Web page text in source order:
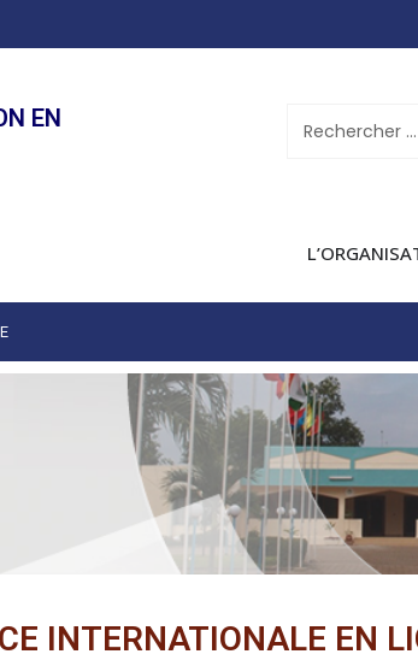
EN
INTERNATIONALE EN